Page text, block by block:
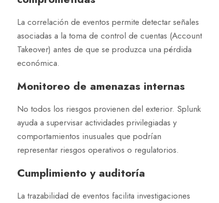
La correlación de eventos permite detectar señales
asociadas a la toma de control de cuentas (Account
Takeover) antes de que se produzca una pérdida
económica.
Monitoreo de amenazas internas
No todos los riesgos provienen del exterior. Splunk
ayuda a supervisar actividades privilegiadas y
comportamientos inusuales que podrían
representar riesgos operativos o regulatorios.
Cumplimiento y auditoría
La trazabilidad de eventos facilita investigaciones